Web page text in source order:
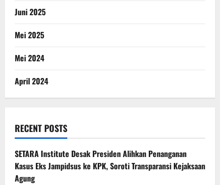
Juni 2025
Mei 2025
Mei 2024
April 2024
RECENT POSTS
SETARA Institute Desak Presiden Alihkan Penanganan
Kasus Eks Jampidsus ke KPK, Soroti Transparansi Kejaksaan
Agung